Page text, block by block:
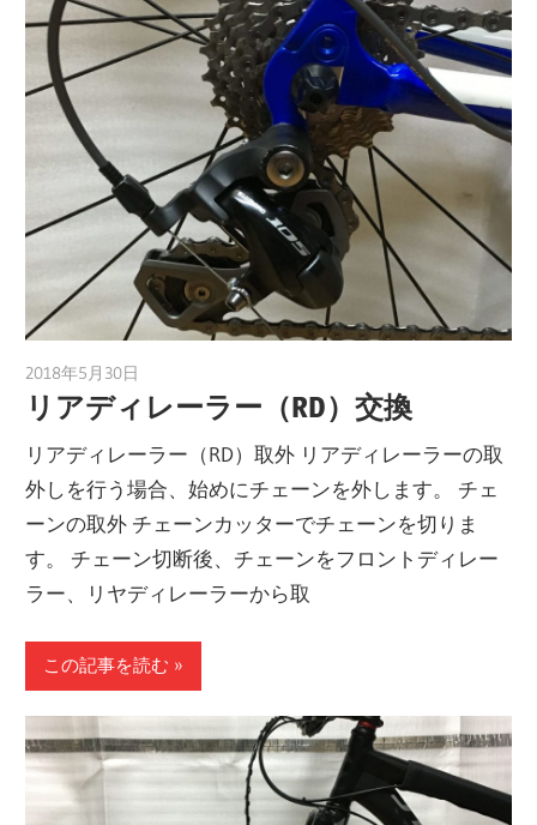
2018年5月30日
リアディレーラー（RD）交換
リアディレーラー（RD）取外 リアディレーラーの取
外しを行う場合、始めにチェーンを外します。 チェ
ーンの取外 チェーンカッターでチェーンを切りま
す。 チェーン切断後、チェーンをフロントディレー
ラー、リヤディレーラーから取
この記事を読む